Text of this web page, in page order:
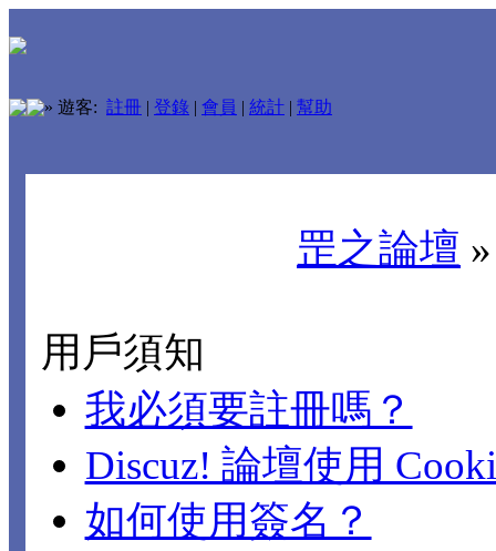
» 遊客: 註冊 | 登錄 | 會員 | 統計 | 幫助
罡之論壇
用戶須知
我必須要註冊嗎？
Discuz! 論壇使用
如何使用簽名？